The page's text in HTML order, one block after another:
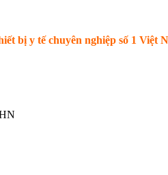
bị y tế chuyên nghiệp số 1 Việt